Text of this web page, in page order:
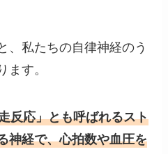
、私たちの自律神経のう
ます。
反応」とも呼ばれるスト
神経で、心拍数や血圧を